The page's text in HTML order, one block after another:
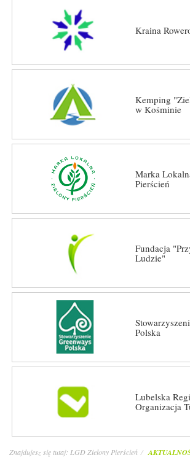
Kraina
Kemping
w Kośminie
Marka
Pierścień
Fundacja
Ludzie"
Polska
Lubelska
Organizacja
Znajdujesz się tutaj: LGD Zielony Pierścień